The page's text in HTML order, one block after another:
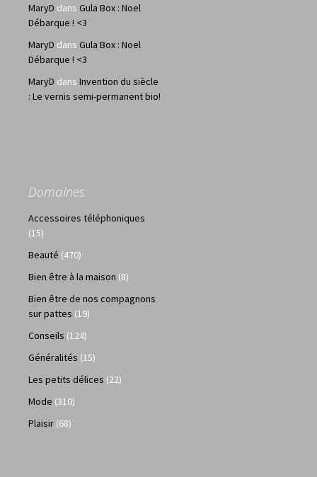
MaryD dans Gula Box : Noel
Débarque ! <3
MaryD dans Gula Box : Noel
Débarque ! <3
MaryD dans Invention du siècle
: Le vernis semi-permanent bio!
Domaines
Accessoires téléphoniques
(15)
Beauté (470)
Bien être à la maison (8)
Bien être de nos compagnons
sur pattes (19)
Conseils (124)
Généralités (15)
Les petits délices (22)
Mode (310)
Plaisir (68)